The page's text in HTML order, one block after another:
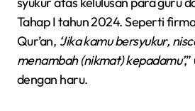
Tahap I tahun 2024. Seperti
Qur’an, ‘Jika kamu bersyukur,
menambah (nikmat) kepadamu’
dengan haru.